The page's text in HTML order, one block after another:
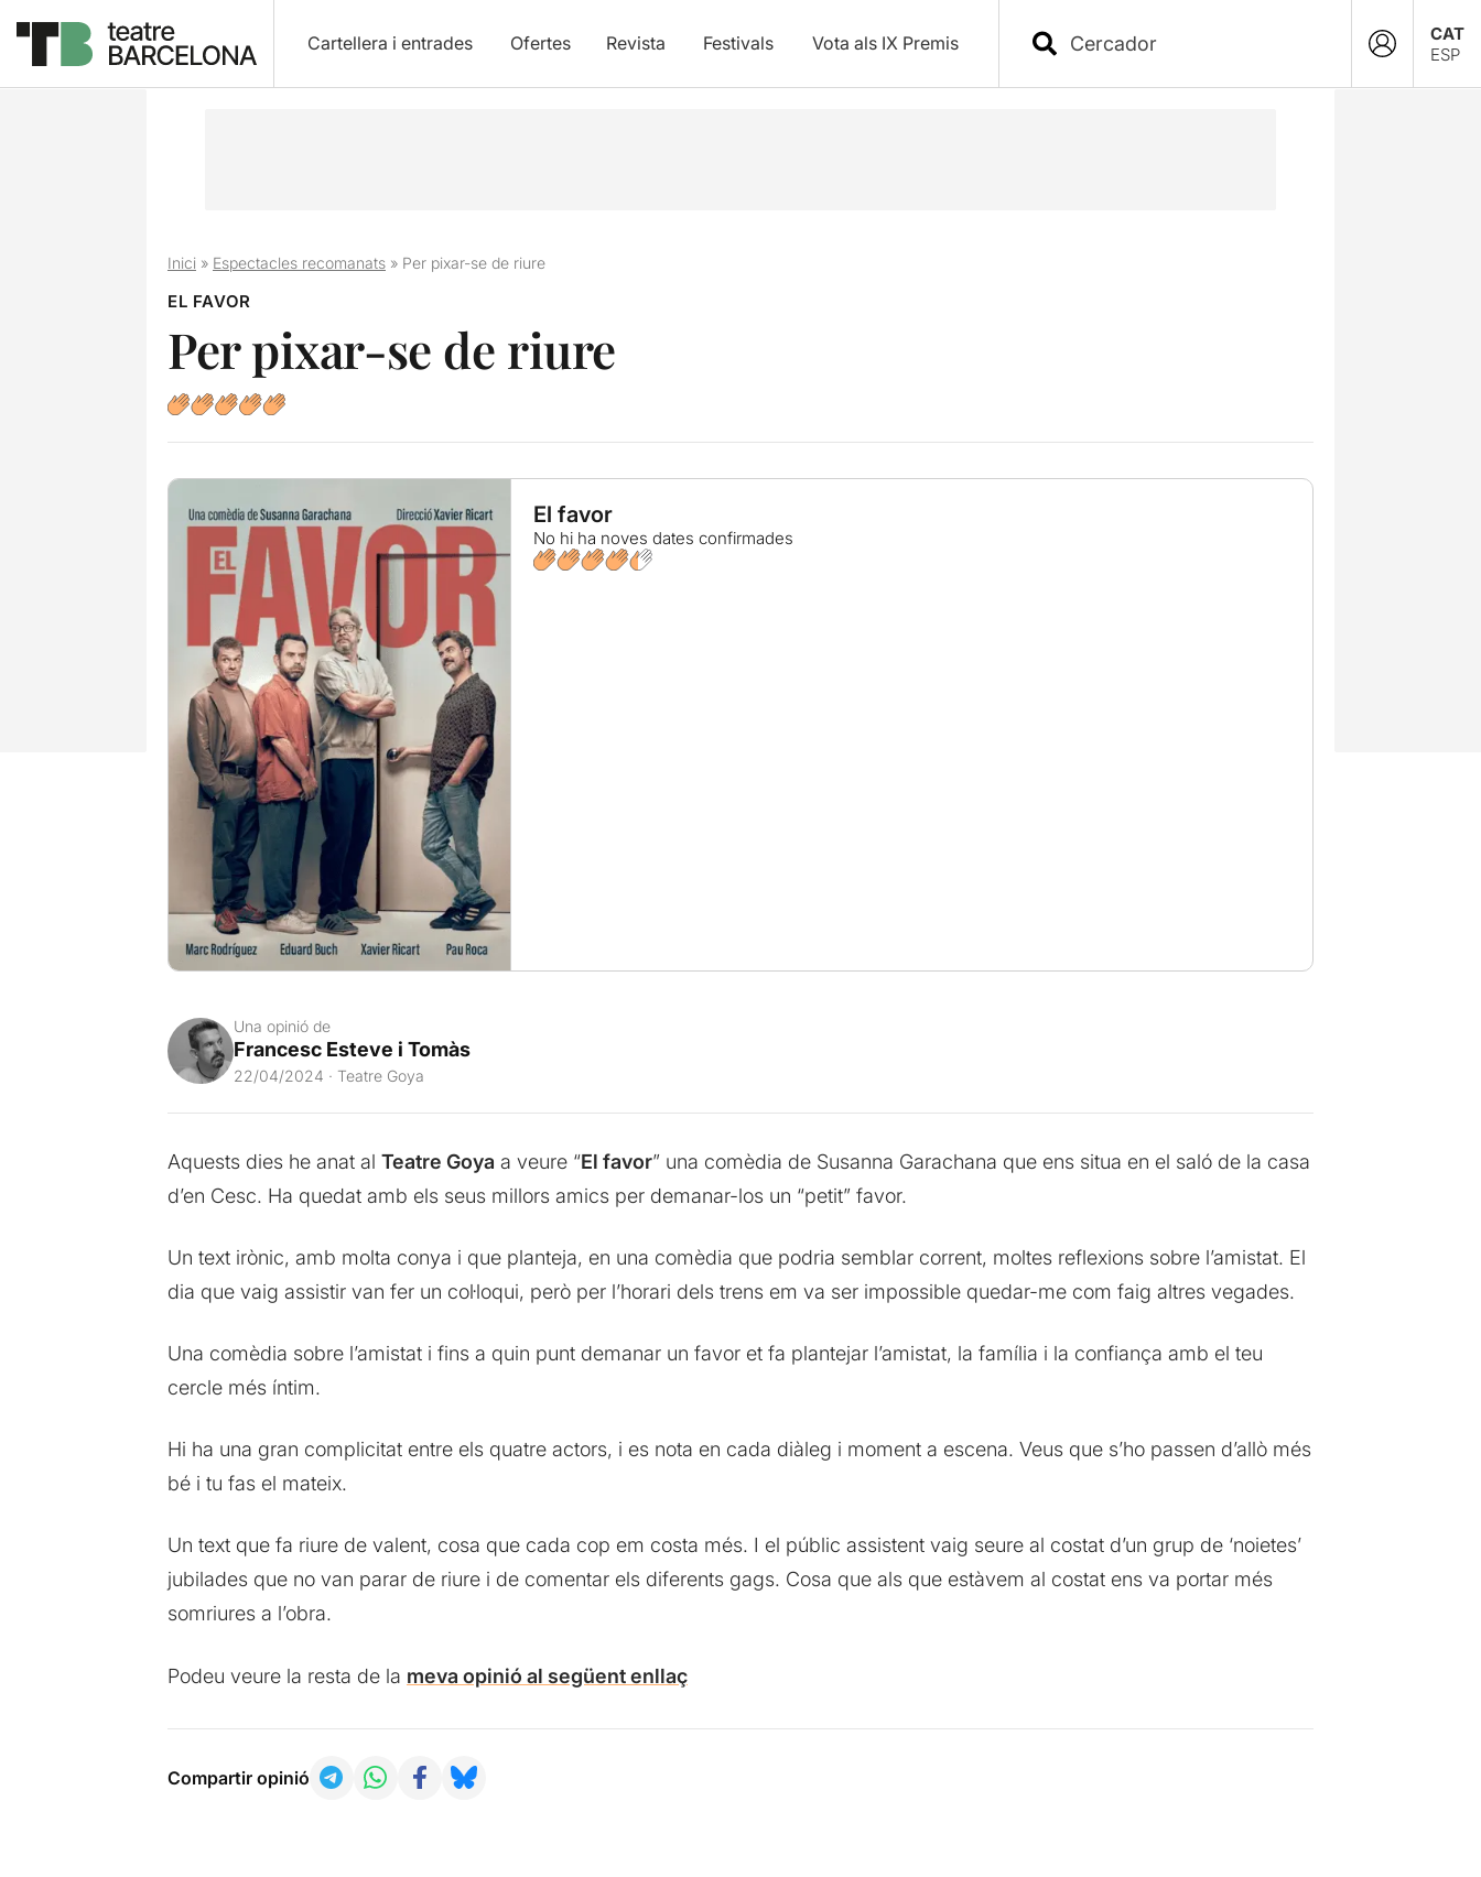
Cartellera i entrades Ofertes Revista Festivals Vota als IX Premis
CAT
ESP
Inici» Espectacles recomanats» Per pixar-se de riure
EL FAVOR
Per pixar-se de riure
El favor
No hi ha noves dates confirmades
Una opinió de
Francesc Esteve i Tomàs
22/04/2024 · Teatre Goya
Aquests dies he anat al Teatre Goya a veure “El favor” una comèdia de Susanna Garachana que ens situa en el saló de la casa
d’en Cesc. Ha quedat amb els seus millors amics per demanar-los un “petit” favor.
Un text irònic, amb molta conya i que planteja, en una comèdia que podria semblar corrent, moltes reflexions sobre l’amistat. El
dia que vaig assistir van fer un col·loqui, però per l’horari dels trens em va ser impossible quedar-me com faig altres vegades.
Una comèdia sobre l’amistat i fins a quin punt demanar un favor et fa plantejar l’amistat, la família i la confiança amb el teu
cercle més íntim.
Hi ha una gran complicitat entre els quatre actors, i es nota en cada diàleg i moment a escena. Veus que s’ho passen d’allò més
bé i tu fas el mateix.
Un text que fa riure de valent, cosa que cada cop em costa més. I el públic assistent vaig seure al costat d’un grup de ‘noietes’
jubilades que no van parar de riure i de comentar els diferents gags. Cosa que als que estàvem al costat ens va portar més
somriures a l’obra.
Podeu veure la resta de la meva opinió al següent enllaç
Compartir opinió